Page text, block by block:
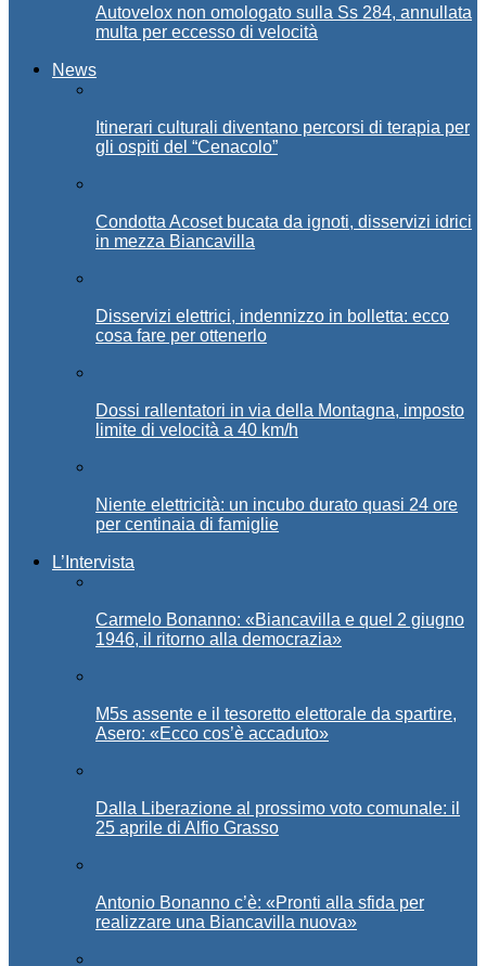
Autovelox non omologato sulla Ss 284, annullata
multa per eccesso di velocità
News
Itinerari culturali diventano percorsi di terapia per
gli ospiti del “Cenacolo”
Condotta Acoset bucata da ignoti, disservizi idrici
in mezza Biancavilla
Disservizi elettrici, indennizzo in bolletta: ecco
cosa fare per ottenerlo
Dossi rallentatori in via della Montagna, imposto
limite di velocità a 40 km/h
Niente elettricità: un incubo durato quasi 24 ore
per centinaia di famiglie
L’Intervista
Carmelo Bonanno: «Biancavilla e quel 2 giugno
1946, il ritorno alla democrazia»
M5s assente e il tesoretto elettorale da spartire,
Asero: «Ecco cos’è accaduto»
Dalla Liberazione al prossimo voto comunale: il
25 aprile di Alfio Grasso
Antonio Bonanno c’è: «Pronti alla sfida per
realizzare una Biancavilla nuova»